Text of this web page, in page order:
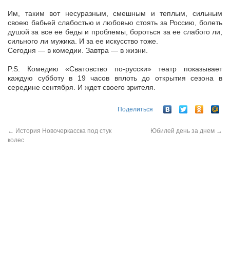
Им, таким вот несуразным, смешным и теплым, сильным
своею бабьей слабостью и любовью стоять за Россию, болеть
душой за все ее беды и проблемы, бороться за ее слабого ли,
сильного ли мужика. И за ее искусство тоже.
Сегодня — в комедии. Завтра — в жизни.
P.S. Комедию «Сватовство по-русски» театр показывает
каждую субботу в 19 часов вплоть до открытия сезона в
середине сентября. И ждет своего зрителя.
Поделиться
← История Новочеркасска под стук
колес
Юбилей день за днем →